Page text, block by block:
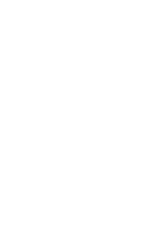
extra flexibilitet
långa